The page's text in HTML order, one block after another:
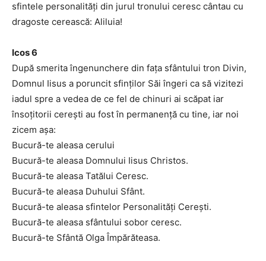
sfintele personalităţi din jurul tronului ceresc cântau cu
dragoste cerească: Aliluia!
Icos 6
După smerita îngenunchere din faţa sfântului tron Divin,
Domnul Iisus a poruncit sfinţilor Săi îngeri ca să vizitezi
iadul spre a vedea de ce fel de chinuri ai scăpat iar
însoţitorii cereşti au fost în permanenţă cu tine, iar noi
zicem aşa:
Bucură-te aleasa cerului
Bucură-te aleasa Domnului Iisus Christos.
Bucură-te aleasa Tatălui Ceresc.
Bucură-te aleasa Duhului Sfânt.
Bucură-te aleasa sfintelor Personalităţi Cereşti.
Bucură-te aleasa sfântului sobor ceresc.
Bucură-te Sfântă Olga Împărăteasa.